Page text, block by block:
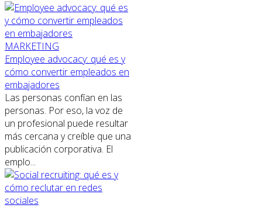
MARKETING
Employee advocacy: qué es y
cómo convertir empleados en
embajadores
Las personas confían en las
personas. Por eso, la voz de
un profesional puede resultar
más cercana y creíble que una
publicación corporativa. El
emplo...